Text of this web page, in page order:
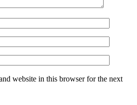
website in this browser for the next